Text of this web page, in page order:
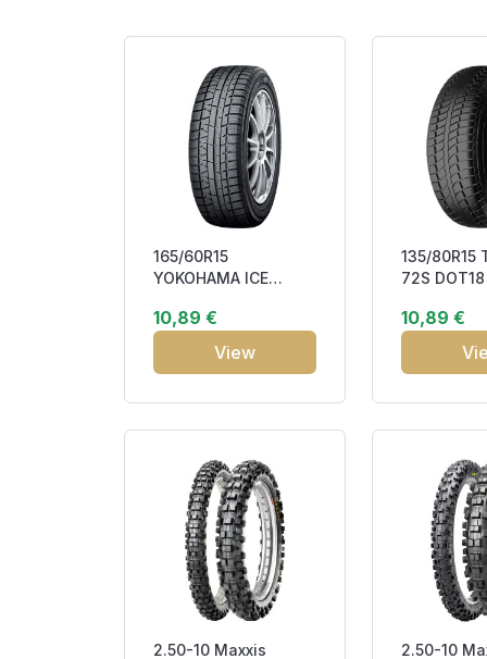
165/60R15
YOKOHAMA ICE
77Q DOT15 Friction
10,89 €
View
135/80R15
72S
10,89 €
2.50-10 Maxxis
2.50-10